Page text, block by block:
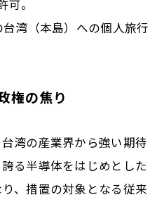
。
湾（本島）への個人旅行
権の焦り
湾の産業界から強い期待
る半導体をはじめとした
、措置の対象となる従来